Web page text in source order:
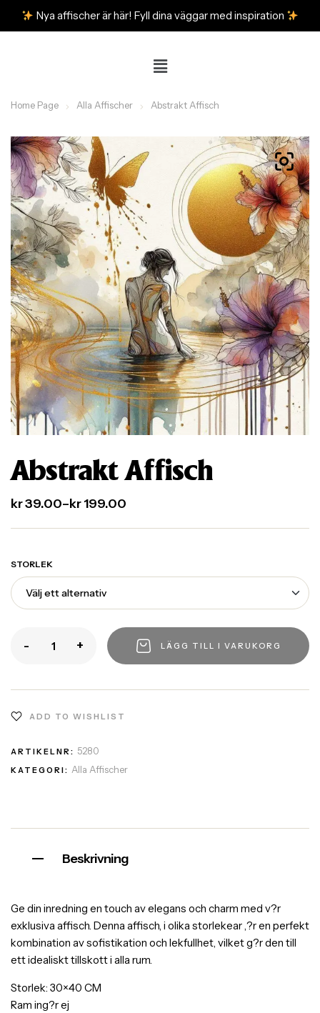
Nya affischer är här! Fyll dina väggar med inspiration
Home Page Alla Affischer Abstrakt Affisch
Abstrakt Affisch
kr39.00–kr199.00
STORLEK
- + LÄGG TILL I VARUKORG
ADD TO WISHLIST
ARTIKELNR: 5280
KATEGORI: Alla Affischer
Beskrivning
Ge din inredning en touch av elegans och charm med v?r
exklusiva affisch. Denna affisch, i olika storlekear ,?r en perfekt
kombination av sofistikation och lekfullhet, vilket g?r den till
ett idealiskt tillskott i alla rum.
Storlek: 30×40 CM
Ram ing?r ej